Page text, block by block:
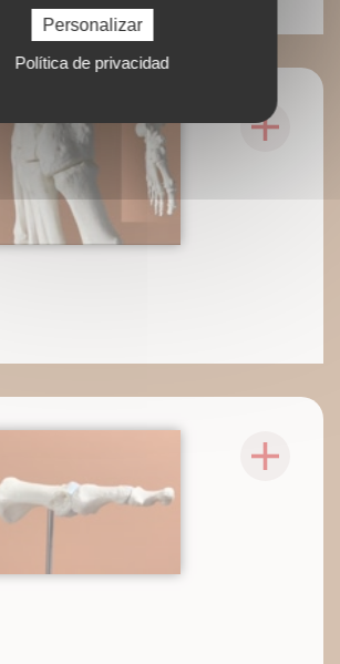
Personalizar
Política de privacidad